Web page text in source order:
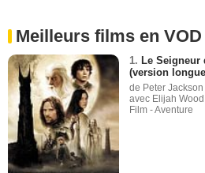
Meilleurs films en VOD
1. Le Seigneur
(version
de Peter Jackson
avec Elijah
Film - Aventure